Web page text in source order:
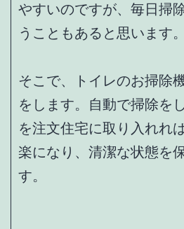
やすいのですが、毎日掃
うこともあると思います。
そこで、トイレのお掃除
をします。自動で掃除を
を注文住宅に取り入れれ
楽になり、清潔な状態を
す。